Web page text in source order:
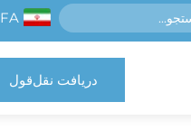
FA
دریافت نقل‌قول